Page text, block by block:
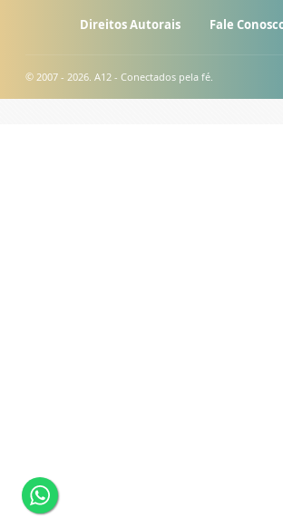
Direitos Autorais Fale
© 2007 - 2026. A12 - Conectados pela fé.